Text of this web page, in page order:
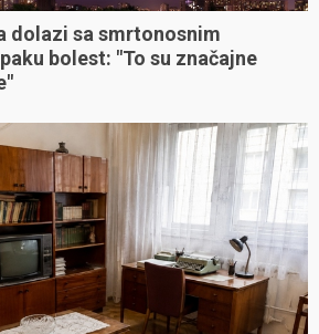
dolazi sa smrtonosnim
bolest: "To su značajne